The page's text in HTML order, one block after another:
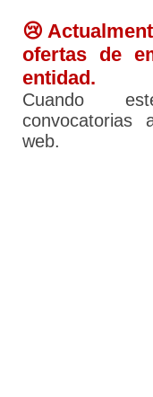
😢
ofertas de
entidad.
Cuando
convocatorias
web.